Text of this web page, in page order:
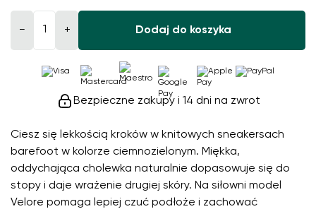
Ciesz się lekkością kroków w knitowych sneakersach
barefoot w kolorze ciemnozielonym. Miękka,
oddychająca cholewka naturalnie dopasowuje się do
stopy i daje wrażenie drugiej skóry. Na siłowni model
Velore pomaga lepiej czuć podłoże i zachować
− + Dodaj do koszyka
Bezpieczne zakupy i 14 dni na zwrot